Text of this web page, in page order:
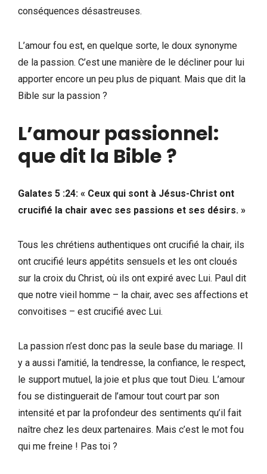
conséquences désastreuses.
L’amour fou est, en quelque sorte, le doux synonyme
de la passion. C’est une manière de le décliner pour lui
apporter encore un peu plus de piquant. Mais que dit la
Bible sur la passion ?
L’amour passionnel:
que dit la Bible ?
Galates 5 :24: « Ceux qui sont à Jésus-Christ ont
crucifié la chair avec ses passions et ses désirs. »
Tous les chrétiens authentiques ont crucifié la chair, ils
ont crucifié leurs appétits sensuels et les ont cloués
sur la croix du Christ, où ils ont expiré avec Lui. Paul dit
que notre vieil homme – la chair, avec ses affections et
convoitises – est crucifié avec Lui.
La passion n’est donc pas la seule base du mariage. Il
y a aussi l’amitié, la tendresse, la confiance, le respect,
le support mutuel, la joie et plus que tout Dieu. L’amour
fou se distinguerait de l’amour tout court par son
intensité et par la profondeur des sentiments qu’il fait
naître chez les deux partenaires. Mais c’est le mot fou
qui me freine ! Pas toi ?